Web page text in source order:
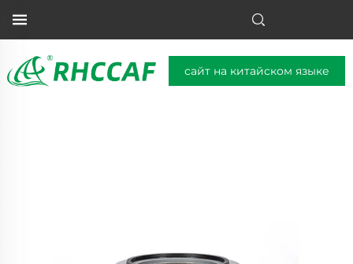
сайт на китайском языке